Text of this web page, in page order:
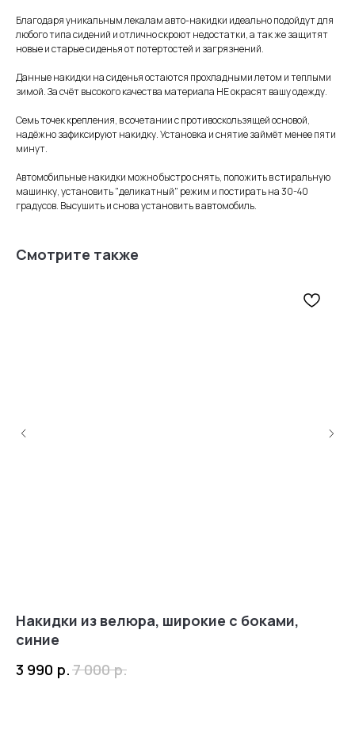
Благодаря уникальным лекалам авто-накидки идеально подойдут для
любого типа сидений и отлично скроют недостатки, а так же защитят
новые и старые сиденья от потертостей и загрязнений.
Данные накидки на сиденья остаются прохладными летом и теплыми
зимой. За счёт высокого качества материала НЕ окрасят вашу одежду.
Семь точек крепления, в сочетании с противоскользящей основой,
надёжно зафиксируют накидку. Установка и снятие займёт менее пяти
минут.
Автомобильные накидки можно быстро снять, положить в стиральную
машинку, установить "деликатный" режим и постирать на 30-40
градусов. Высушить и снова установить в автомобиль.
Смотрите также
Накидки из велюра, широкие с боками,
синие
3 990 р. 7 000 р.